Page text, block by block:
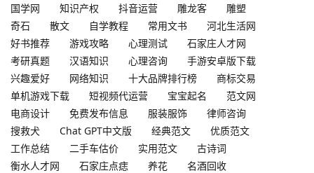
国学网
知识产权 抖音运营 雕龙客
雕塑
奇石
散文 自学教程 常用文书
河北生活网
好书推荐
游戏攻略 心理测试
石家庄人才网
考研真题
汉语知识 心理咨询
手游安卓版下载
兴趣爱好
网络知识 十大品牌排行榜
商标交易
单机游戏下载
短视频代运营 宝宝起名
范文网
电商设计
免费发布信息 服装服饰
律师咨询
搜救犬
Chat GPT中文版 经典范文
优质范文
工作总结
二手车估价 实用范文
古诗词
衡水人才网
石家庄点痣 养花
名酒回收